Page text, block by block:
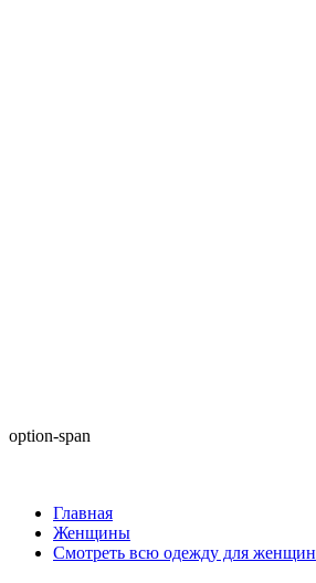
option-span
Главная
Женщины
Смотреть всю одежду для женщин